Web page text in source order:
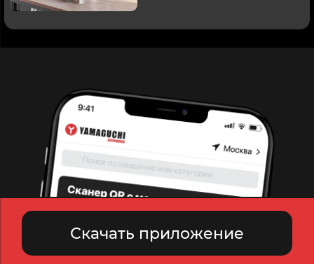
Скачать приложение